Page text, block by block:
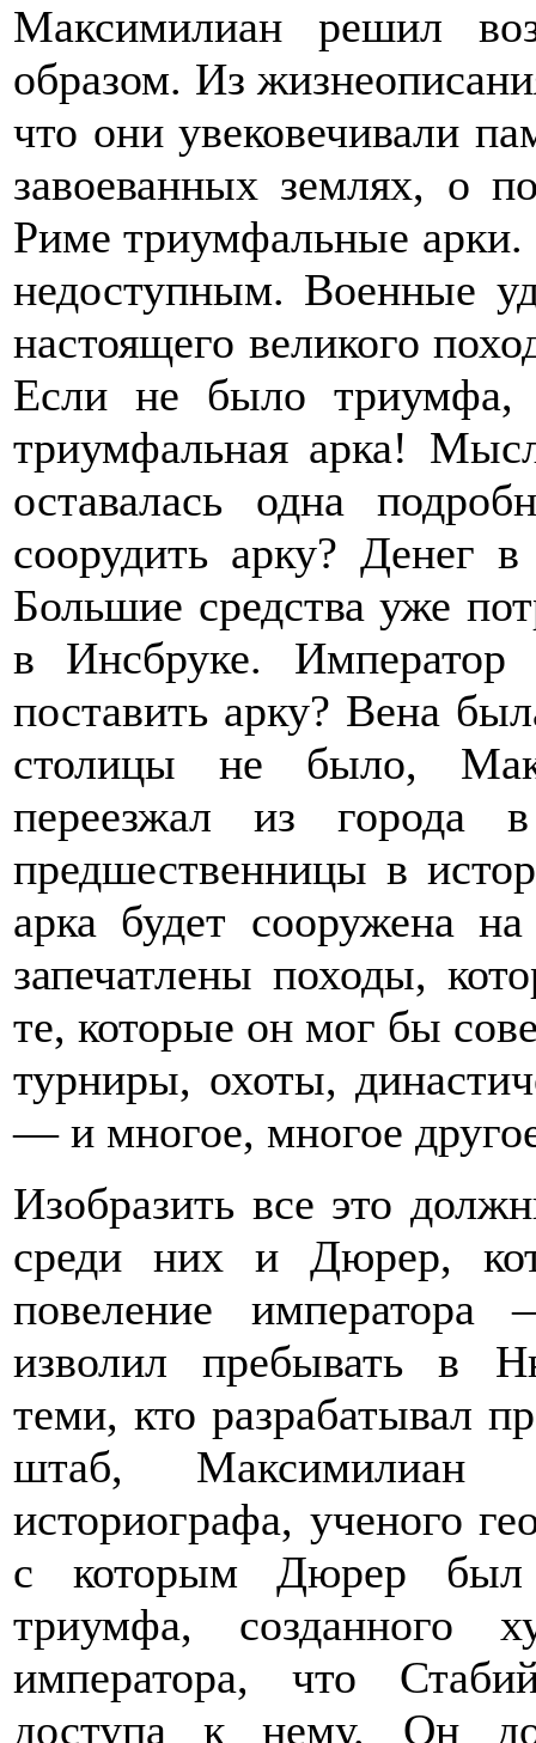
Максимилиан решил
образом. Из
что они увековечивали
завоеванных землях, о
Риме триумфальные
недоступным. Военные
настоящего великого
Если не было триумфа,
триумфальная арка!
оставалась одна
соорудить арку? Денег
Большие средства уже
в Инсбруке.
поставить арку? Вена
столицы не было,
переезжал из города
предшественницы в
арка будет сооружена
запечатлены походы,
те, которые он мог бы
турниры, охоты,
— и многое, многое
Изобразить все это
среди них и Дюрер,
повеление
изволил пребывать в
теми, кто разрабатывал
штаб, Максимилиан
историографа, ученого
с которым Дюрер был
триумфа, созданного
императора, что
доступа к нему. Он